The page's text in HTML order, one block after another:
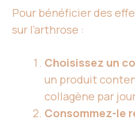
Pour bénéficier des
sur l’arthrose :
Choisissez un
un produit
collagène par
Consommez-le